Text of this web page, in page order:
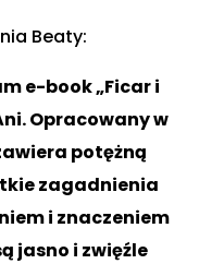
Beaty:
e-book „Ficar i
Opracowany w
potężną
zagadnienia
i znaczeniem
jasno i zwięźle